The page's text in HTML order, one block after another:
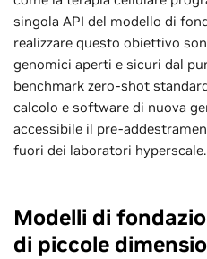
singola API del modello di
realizzare questo obiettivo
genomici aperti e sicuri dal
benchmark zero-shot
calcolo e software di nuova
accessibile il pre-
fuori dei laboratori hyperscale.
Modelli di
di piccole